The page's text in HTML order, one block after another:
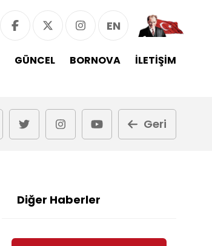
EN
GÜNCEL BORNOVA İLETİŞİM
Geri
Diğer Haberler